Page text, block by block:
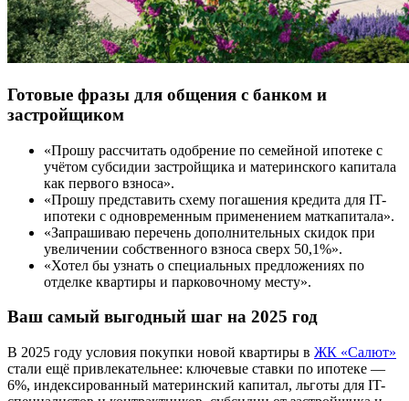
Готовые фразы для общения с банком и
застройщиком
«Прошу рассчитать одобрение по семейной ипотеке с
учётом субсидии застройщика и материнского капитала
как первого взноса».
«Прошу представить схему погашения кредита для IT-
ипотеки с одновременным применением маткапитала».
«Запрашиваю перечень дополнительных скидок при
увеличении собственного взноса сверх 50,1%».
«Хотел бы узнать о специальных предложениях по
отделке квартиры и парковочному месту».
Ваш самый выгодный шаг на 2025 год
В 2025 году условия покупки новой квартиры в ЖК «Салют»
стали ещё привлекательнее: ключевые ставки по ипотеке —
6%, индексированный материнский капитал, льготы для IT-